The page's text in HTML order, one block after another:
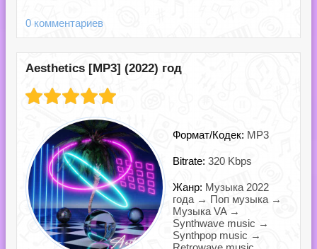
0 комментариев
Aesthetics [MP3] (2022) год
Формат/Кодек: MP3
Bitrate: 320 Kbps
Жанр: Музыка 2022
года → Поп музыка →
Музыка VA →
Synthwave music →
Synthpop music →